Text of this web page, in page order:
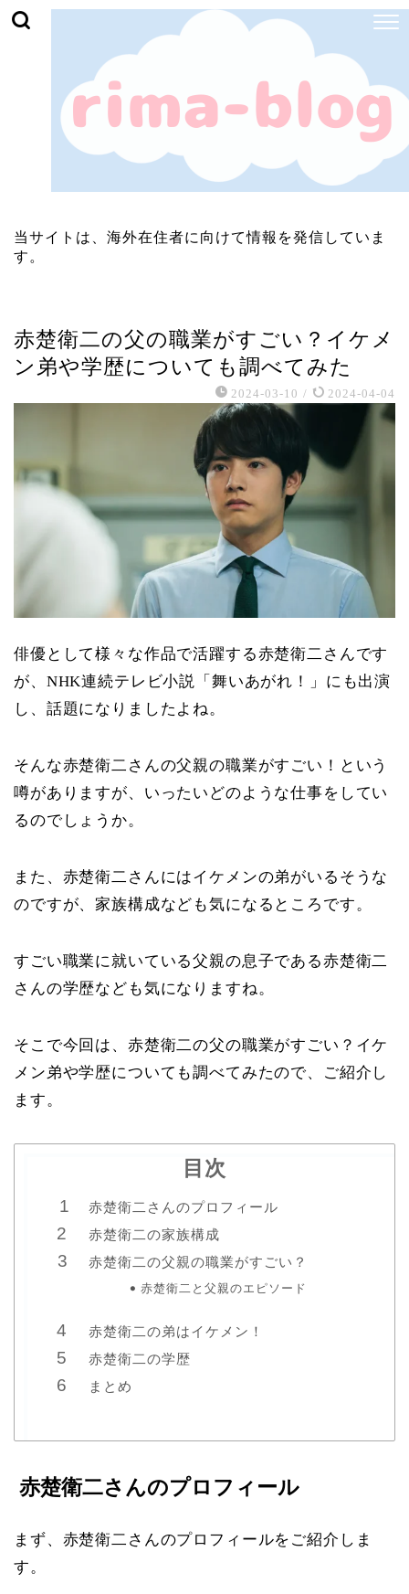
当サイトは、海外在住者に向けて情報を発信していま
す。
赤楚衛二の父の職業がすごい？イケメ
ン弟や学歴についても調べてみた
2024-03-10 / 2024-04-04
俳優として様々な作品で活躍する赤楚衛二さんです
が、NHK連続テレビ小説「舞いあがれ！」にも出演
し、話題になりましたよね。
そんな赤楚衛二さんの父親の職業がすごい！という
噂がありますが、いったいどのような仕事をしてい
るのでしょうか。
また、赤楚衛二さんにはイケメンの弟がいるそうな
のですが、家族構成なども気になるところです。
すごい職業に就いている父親の息子である赤楚衛二
さんの学歴なども気になりますね。
そこで今回は、赤楚衛二の父の職業がすごい？イケ
メン弟や学歴についても調べてみたので、ご紹介し
ます。
目次
赤楚衛二さんのプロフィール
赤楚衛二の家族構成
赤楚衛二の父親の職業がすごい？
赤楚衛二と父親のエピソード
赤楚衛二の弟はイケメン！
赤楚衛二の学歴
まとめ
赤楚衛二さんのプロフィール
まず、赤楚衛二さんのプロフィールをご紹介しま
す。